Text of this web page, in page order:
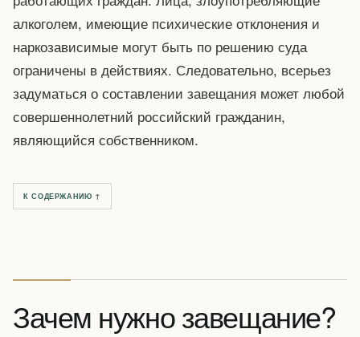
алкоголем, имеющие психические отклонения и
наркозависимые могут быть по решению суда
ограничены в действиях. Следовательно, всерьез
задуматься о составлении завещания может любой
совершеннолетний российский гражданин,
являющийся собственником.
К СОДЕРЖАНИЮ ↑
Зачем нужно завещание?